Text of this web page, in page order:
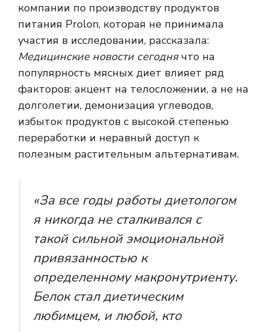
компании по производству продуктов
питания Prolon, которая не принимала
участия в исследовании, рассказала:
Медицинские новости сегоднячто на
популярность мясных диет влияет ряд
факторов: акцент на телосложении, а не на
долголетии, демонизация углеводов,
избыток продуктов с высокой степенью
переработки и неравный доступ к
полезным растительным альтернативам.
«За все годы работы диетологом
я никогда не сталкивался с
такой сильной эмоциональной
привязанностью к
определенному макронутриенту.
Белок стал диетическим
любимцем, и любой, кто